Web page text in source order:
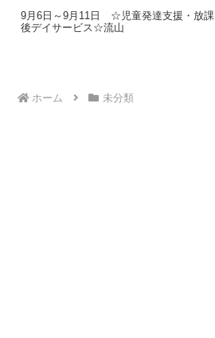
9月6日～9月11日 ☆児童発達支援・放課
後デイサービス☆流山
ホーム 未分類